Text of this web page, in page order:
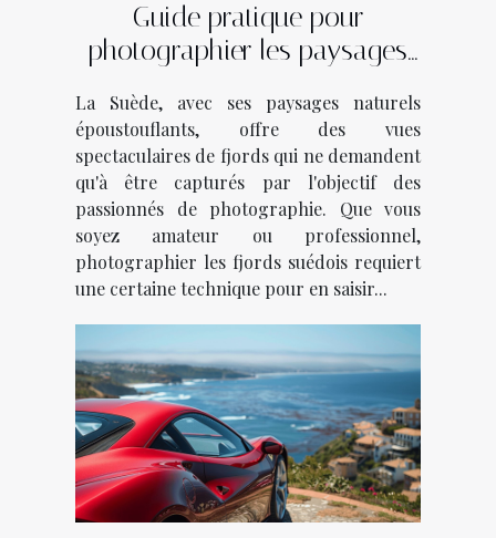
Guide pratique pour
photographier les paysages
La Suède, avec ses paysages naturels
époustouflants, offre des vues
spectaculaires de fjords qui ne demandent
qu'à être capturés par l'objectif des
passionnés de photographie. Que vous
soyez amateur ou professionnel,
photographier les fjords suédois requiert
une certaine technique pour en saisir...